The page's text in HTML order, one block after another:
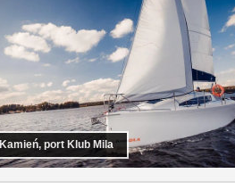
Kamień, port Klub Mila